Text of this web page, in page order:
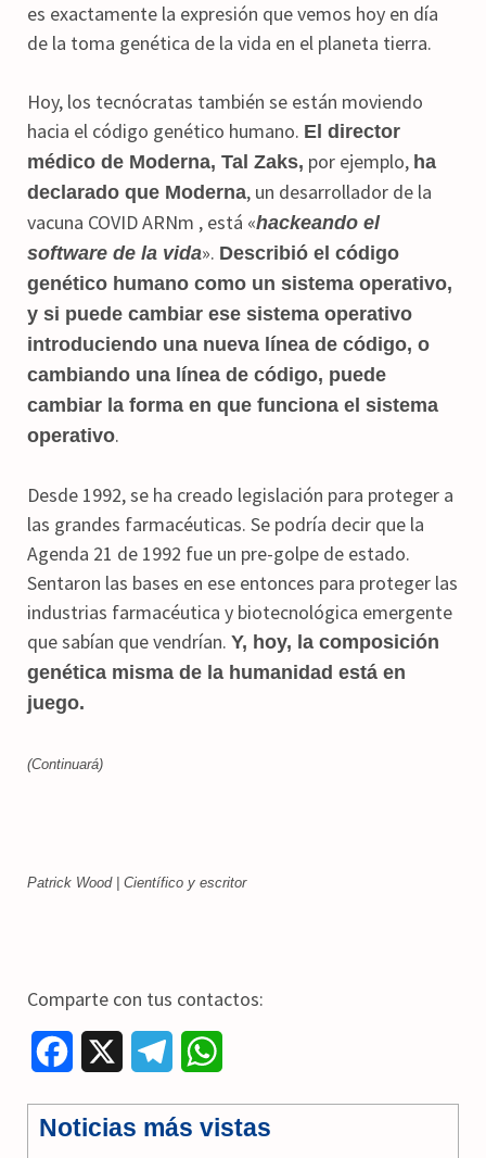
es exactamente la expresión que vemos hoy en día
de la toma genética de la vida en el planeta tierra.
Hoy, los tecnócratas también se están moviendo
hacia el código genético humano. El director
médico de Moderna, Tal Zaks, por ejemplo, ha
declarado que Moderna, un desarrollador de la
vacuna COVID ARNm , está «hackeando el
software de la vida». Describió el código
genético humano como un sistema operativo,
y si puede cambiar ese sistema operativo
introduciendo una nueva línea de código, o
cambiando una línea de código, puede
cambiar la forma en que funciona el sistema
operativo.
Desde 1992, se ha creado legislación para proteger a
las grandes farmacéuticas. Se podría decir que la
Agenda 21 de 1992 fue un pre-golpe de estado.
Sentaron las bases en ese entonces para proteger las
industrias farmacéutica y biotecnológica emergente
que sabían que vendrían. Y, hoy, la composición
genética misma de la humanidad está en
juego.
(Continuará)
Patrick Wood | Científico y escritor
Comparte con tus contactos:
c
l
a
Noticias más vistas